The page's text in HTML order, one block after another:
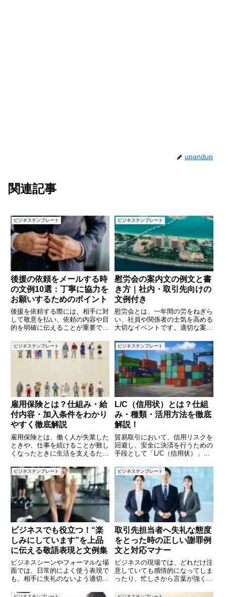
upandup
関連記事
ビジネステンプレート
後援の依頼をメールする時
の文例10選：丁寧に協力を
お願いするためのポイント
後援を依頼する際には、相手に対
して敬意を払い、依頼の内容や目
的を明確に伝えることが重要で
ントの意義や具体的な協力内容を
伝えることで、相手に理解しやす
くなります。この記事では、後援
ビジネステンプレート
慰労会の案内文の例文と書
き方｜社内・取引先向けの
文例付き
慰労会とは、一年間の労をねぎら
い、社員や関係者の士気を高める
大切なイベントです。適切な案内
印象を与え、スムーズな運営につ
なげることができます。本記事で
は、慰労会の案内文の基本構成や
書き方のポイントを解説し、社内
ビジネステンプレート
雇用保険とは？仕組み・給
付内容・加入条件をわかり
やすく徹底解説
雇用保険とは、働く人が失業した
ときや、仕事を続けることが難し
くなったときに生活を支えるため
あれば多くの人が加入しています
が、「どんなときに、いくらもら
えるのか」「自分は対象になるの
か」など、詳しく理解している人
ビジネステンプレート
L/C（信用状）とは？仕組
み・種類・活用方法を徹底
解説！
貿易取引において、信用リスクを
回避し、安全に決済を行うための
手段として「L/C（信用状）」が
入者の間の信頼関係を補完し、取
引のスムーズな進行を支える重要
な決済手段です。しかし、具体的
な仕組みや種類について理解
ビジネステンプレート
ビジネスでも役立つ！“楽
しみにしています”を上品
に伝える敬語表現と文例集
ビジネスシーンやフォーマルな場
面では、日常的によく使う表現で
も、相手に失礼のないよう適切な
なかでも「楽しみにしています」
ビジネステンプレート
取引先担当者へ失礼な態度
をとった時の正しい謝罪例
文と対応マナー
ビジネスの現場では、どれだけ注
意していても感情的になってしま
ったり、忙しさから言葉が強くな
す。特に取引先担当者に対して失